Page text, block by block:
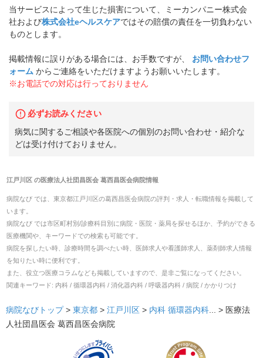
当サービスによって生じた損害について、ミーカンパニー株式会
社および株式会社eヘルスケアではその賠償の責任を一切負わない
ものとします。
掲載情報に誤りがある場合には、お手数ですが、
お問い合わせフ
ォーム からご連絡をいただけますようお願いいたします。
※お電話での対応は行っておりません
必ずお読みください
病気に関するご相談や各医院への個別のお問い合わせ・紹介な
どは受け付けておりません。
江戸川区の医療法人社団昌医会 葛西昌医会病院情報
病院なび では、 東京都江戸川区の葛西昌医会病院の評判・求人・転職情報を掲載して
います。
病院なび では市区町村別/診療科目別に病院・医院・薬局を探せるほか、予約ができる
医療機関や、キーワードでの検索も可能です。
病院を探したい時、診療時間を調べたい時、医師求人や看護師求人、薬剤師求人情報
を知りたい時に便利です。
また、役立つ医療コラムなども掲載していますので、是非ご覧になってください。
関連キーワード: 内科 / 循環器内科 / 消化器内科 / 呼吸器内科 / 病院 / かかりつけ
病院なびトップ > 東京都 > 江戸川区 > 内科 循環器内科... > 医療法
人社団昌医会 葛西昌医会病院